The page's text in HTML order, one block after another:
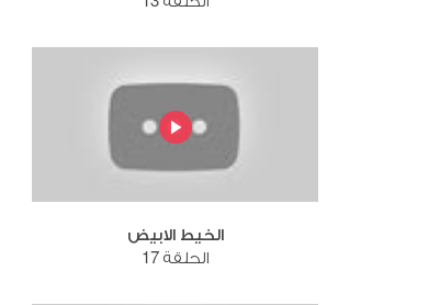
الخيط الابيض
الحلقة 17